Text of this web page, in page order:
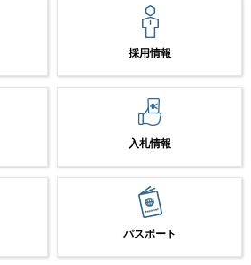
採用情報
入札情報
パスポート